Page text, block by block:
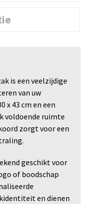
is een veelzijdige
van uw
x 43 cm en een
voldoende ruimte
zorgt voor een
geschikt voor
of boodschap
en dienen